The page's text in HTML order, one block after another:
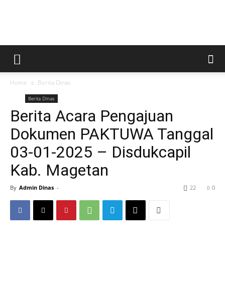
Kabar
Home Berita Dinas
Berita Dinas
Berita Acara Pengajuan
Dokumen PAKTUWA Tanggal
03-01-2025 – Disdukcapil
Kab. Magetan
By Admin Dinas - 0
22